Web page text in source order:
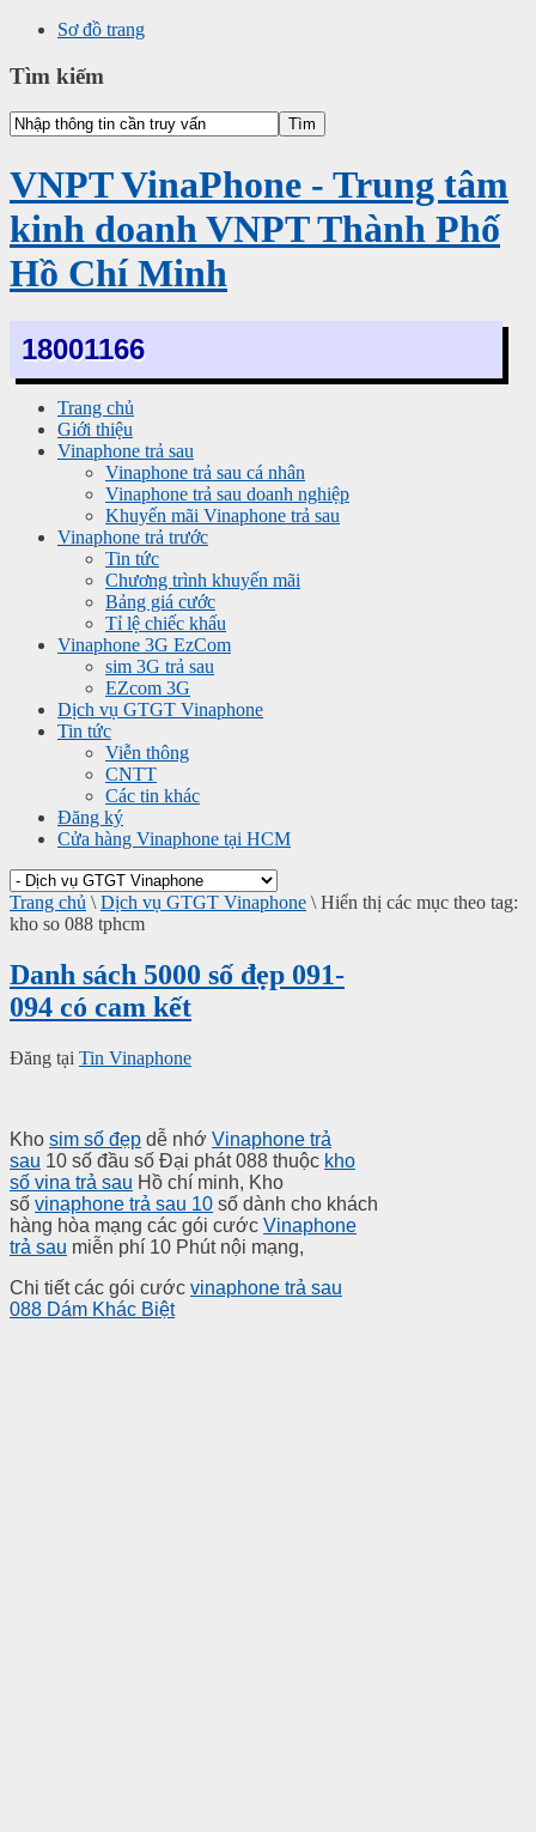
Sơ đồ trang
Tìm kiếm
VNPT VinaPhone - Trung tâm
kinh doanh VNPT Thành Phố
Hồ Chí Minh
18001166
Trang chủ
Giới thiệu
Vinaphone trả sau
Vinaphone trả sau cá nhân
Vinaphone trả sau doanh nghiệp
Khuyến mãi Vinaphone trả sau
Vinaphone trả trước
Tin tức
Chương trình khuyến mãi
Bảng giá cước
Tỉ lệ chiếc khấu
Vinaphone 3G EzCom
sim 3G trả sau
EZcom 3G
Dịch vụ GTGT Vinaphone
Tin tức
Viễn thông
CNTT
Các tin khác
Đăng ký
Cửa hàng Vinaphone tại HCM
Trang chủ \ Dịch vụ GTGT Vinaphone \ Hiển thị các mục theo tag:
kho so 088 tphcm
Danh sách 5000 số đẹp 091-
094 có cam kết
Đăng tại Tin Vinaphone
Kho sim số đẹp dễ nhớ Vinaphone trả
sau 10 số đầu số Đại phát 088 thuộc kho
số vina trả sau Hồ chí minh, Kho
số vinaphone trả sau 10 số dành cho khách
hàng hòa mạng các gói cước Vinaphone
trả sau miễn phí 10 Phút nội mạng,
Chi tiết các gói cước vinaphone trả sau
088 Dám Khác Biệt